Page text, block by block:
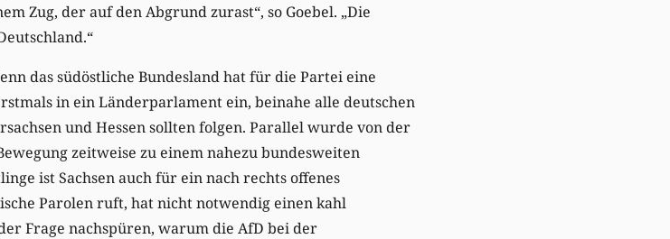
Zug, der auf den Abgrund zurast“, so Goebel. „Die
das südöstliche Bundesland hat für die Partei eine
in ein Länderparlament ein, beinahe alle deutschen
und Hessen sollten folgen. Parallel wurde von der
zeitweise zu einem nahezu bundesweiten
ist Sachsen auch für ein nach rechts offenes
Parolen ruft, hat nicht notwendig einen kahl
Frage nachspüren, warum die AfD bei der